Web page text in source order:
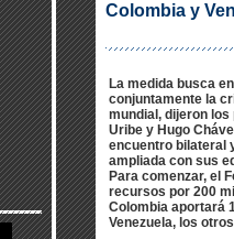
Colombia y
La medida busca
conjuntamente la
mundial, dijeron
Uribe y Hugo
encuentro bilateral
ampliada con sus
Para comenzar, el
recursos por 200
Colombia aportará
Venezuela, los